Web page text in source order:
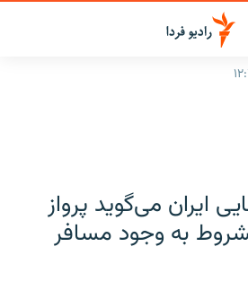
ایران می‌گوید پرواز
به وجود مسافر